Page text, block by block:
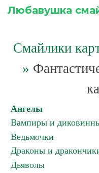
Любавушка
Смайлики
»
Ангелы
Вампиры и
Ведьмочки
Драконы и
Дьяволы